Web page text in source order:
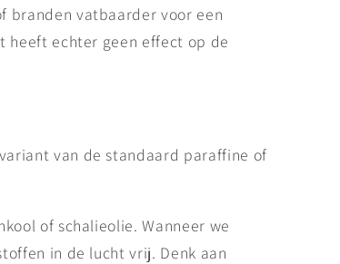
branden vatbaarder voor een
heeft echter geen effect op de
van de standaard paraffine of
of schalieolie. Wanneer we
in de lucht vrij. Denk aan